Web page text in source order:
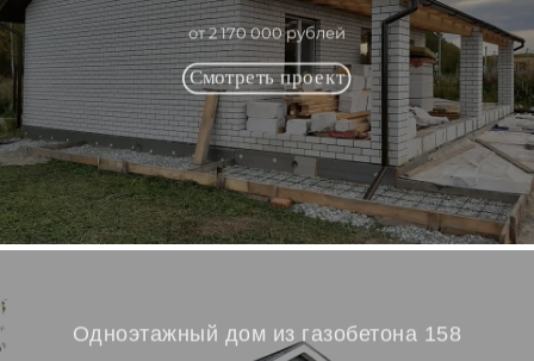
от 2 170 000 рублей
Одноэтажный дом из газобетона 158